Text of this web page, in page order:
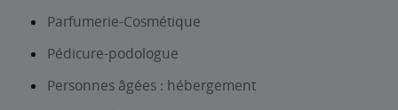
Parfumerie-Cosmétique
Pédicure-podologue
Personnes âgées : hébergement